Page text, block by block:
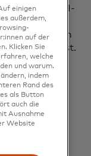
und KI-
das
die Fahrt noch
umfasst.
bis zur
Bestellung
einigen
außerdem,
auf der
Klicken Sie
welche
und warum.
indem
Rand des
als Button
auch die
Ausnahme
Website